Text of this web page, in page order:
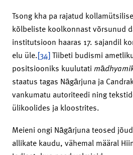
Tsong kha pa rajatud
kõlbeliste koolkonnast võrsunud
institutsioon haaras 17. sajandil
elu üle.[34]Tiibeti budismi
positsiooniks kuulutati mā
staatus tagas Nāgārjuna ja
vankumatu autoriteedi ning
ülikoolides ja kloostrites.
Meieni ongi Nāgārjuna teosed
allikate kaudu, vähemal määral